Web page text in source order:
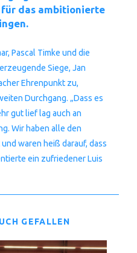
für das ambitionierte
Pascal Timke und die
Siege, Jan
Ehrenpunkt zu,
Durchgang. „Dass es
gut lief lag auch an
Wir haben alle den
waren heiß darauf, dass
ein zufriedener Luis
GEFALLEN